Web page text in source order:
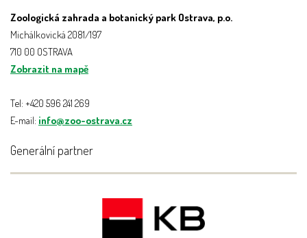
Zoologická zahrada a botanický park Ostrava, p.o.
Michálkovická 2081/197
710 00 OSTRAVA
Zobrazit na mapě
Tel: +420 596 241 269
E-mail: info@zoo-ostrava.cz
Generální partner